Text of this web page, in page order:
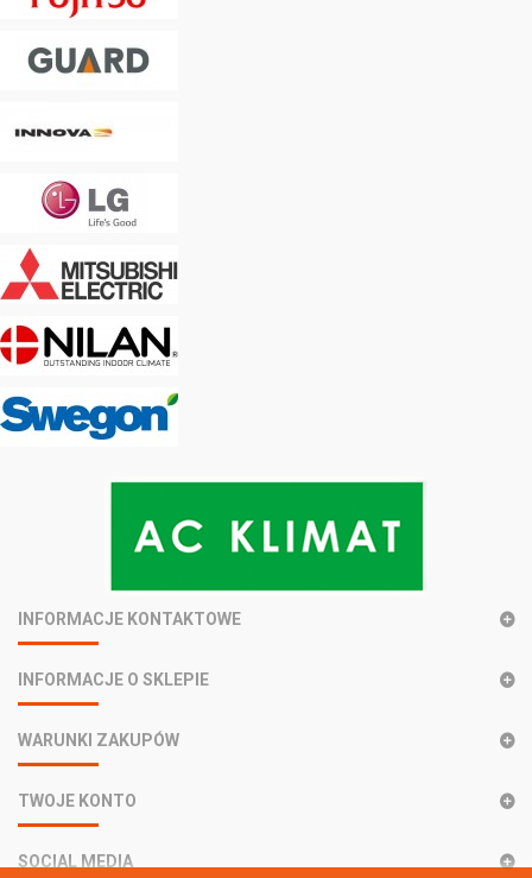
INFORMACJE KONTAKTOWE
INFORMACJE O SKLEPIE
WARUNKI ZAKUPÓW
TWOJE KONTO
SOCIAL MEDIA